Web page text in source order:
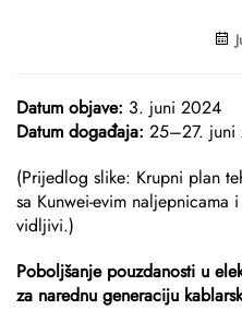
Datum objave: 3. juni 2024
Datum događaja: 25–27. juni
(Prijedlog slike: Krupni plan
sa Kunwei-evim naljepnicama
vidljivi.)
Poboljšanje pouzdanosti u
za narednu generaciju